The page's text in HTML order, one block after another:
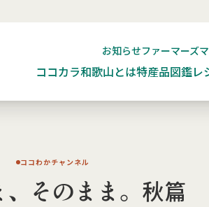
お知らせファーマーズ
ココカラ和歌山とは特産品図鑑レ
ココわかチャンネル
、そのまま。秋篇